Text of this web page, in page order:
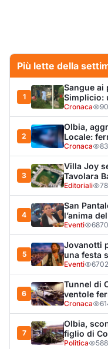
Più lette della
1
Sangue ai
Simplicio:
Cronaca
2
Olbia,
Locale:
Cronaca
3
Villa Joy
Tavolara
Editoriali
4
San
l’anima
Eventi 6870
5
Jovanotti
una festa
Eventi 6702
6
Tunnel di
ventole
l’incendio
Cronaca
7
Olbia,
figlio di
Politica